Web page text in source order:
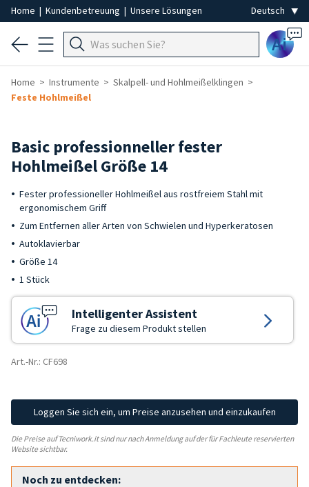
Home | Kundenbetreuung | Unsere Lösungen
Ai
Home Instrumente
Skalpell- und Hohlmeißelklingen
Feste Hohlmeißel
Basic professionneller fester
Hohlmeißel Größe 14
Fester professioneller Hohlmeißel aus rostfreiem Stahl mit
ergonomischem Griff
Zum Entfernen aller Arten von Schwielen und Hyperkeratosen
Autoklavierbar
Größe 14
1 Stück
Intelligenter Assistent
Frage zu diesem Produkt stellen
Art.-Nr.: CF698
Loggen Sie sich ein, um Preise anzusehen und einzukaufen
Die Preise auf Tecniwork.it sind nur nach Anmeldung auf der für Fachleute reservierten
Website sichtbar.
Noch zu entdecken: